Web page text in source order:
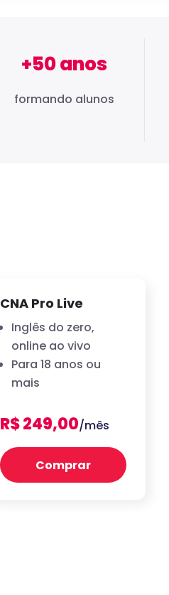
+50 anos
formando alunos
CNA Pro Live
Inglês do zero,
online ao vivo
Para 18 anos ou
mais
R$ 249,00/mês
Comprar